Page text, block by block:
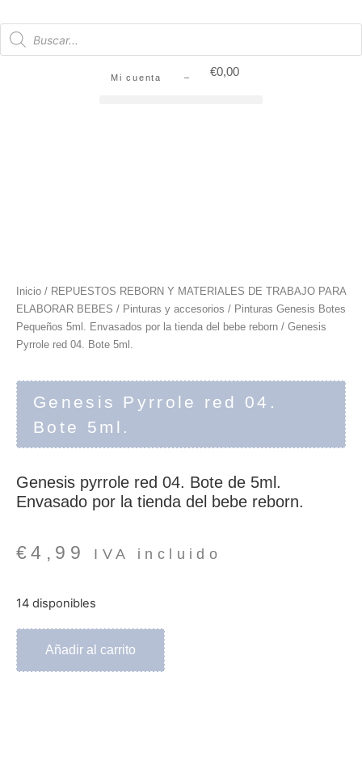
Mi cuenta – €0,00
Inicio / REPUESTOS REBORN Y MATERIALES DE TRABAJO PARA
ELABORAR BEBES / Pinturas y accesorios / Pinturas Genesis Botes
Pequeños 5ml. Envasados por la tienda del bebe reborn / Genesis
Pyrrole red 04. Bote 5ml.
Genesis Pyrrole red 04.
Bote 5ml.
Genesis pyrrole red 04. Bote de 5ml.
Envasado por la tienda del bebe reborn.
€4,99 IVA incluido
14 disponibles
Añadir al carrito